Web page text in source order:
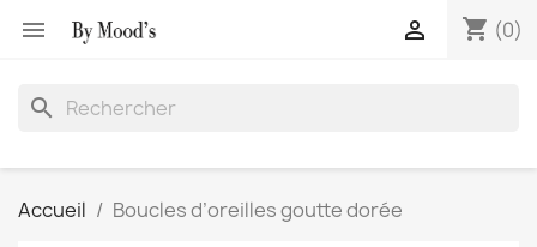
 shopping_cart (0)

search
Accueil Boucles d’oreilles goutte dorée